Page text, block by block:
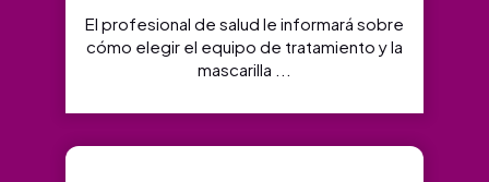
El profesional de salud le informará sobre
cómo elegir el equipo de tratamiento y la
mascarilla ...